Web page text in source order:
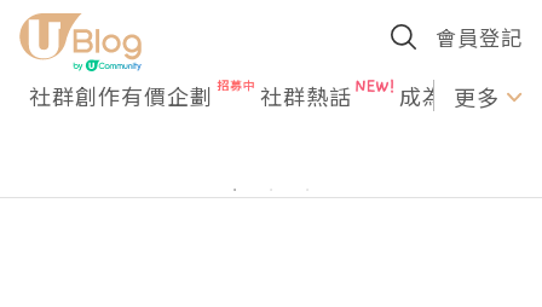
會員登記
社群創作有價企劃 社群熱話 成為U更多